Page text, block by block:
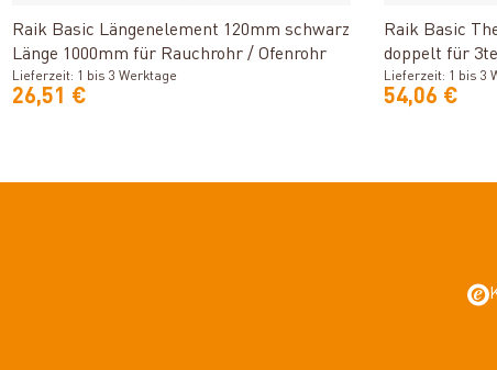
Raik Basic Längenelement 120mm schwarz
Länge 1000mm für Rauchrohr / Ofenrohr
Lieferzeit: 1 bis 3 Werktage
26,51 €
Raik Basic
doppelt für
Rauchrohr /
Lieferzeit: 1 bis 3
54,06 €